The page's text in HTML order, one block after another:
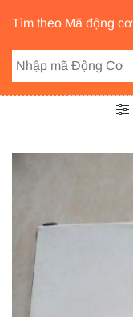
Tìm theo Mã động cơ